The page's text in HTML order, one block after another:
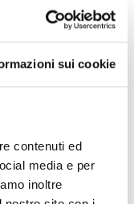
sui cookie
contenuti ed
media e per
inoltre